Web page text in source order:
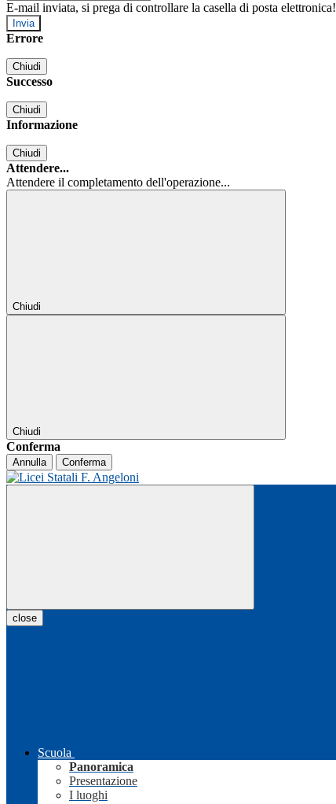
E-mail inviata, si prega di controllare la casella di posta elettronica!
Errore
Chiudi
Successo
Chiudi
Informazione
Chiudi
Attendere...
Attendere il completamento dell'operazione...
Chiudi
Chiudi
Conferma
Annulla Conferma
close
Scuola
Panoramica
Presentazione
I luoghi